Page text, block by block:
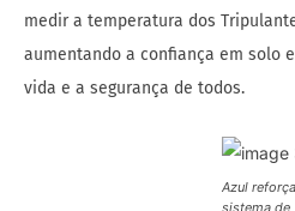
medir a temperatura dos
aumentando a confiança em solo
vida e a segurança de todos.
Azul reforça
sistema de